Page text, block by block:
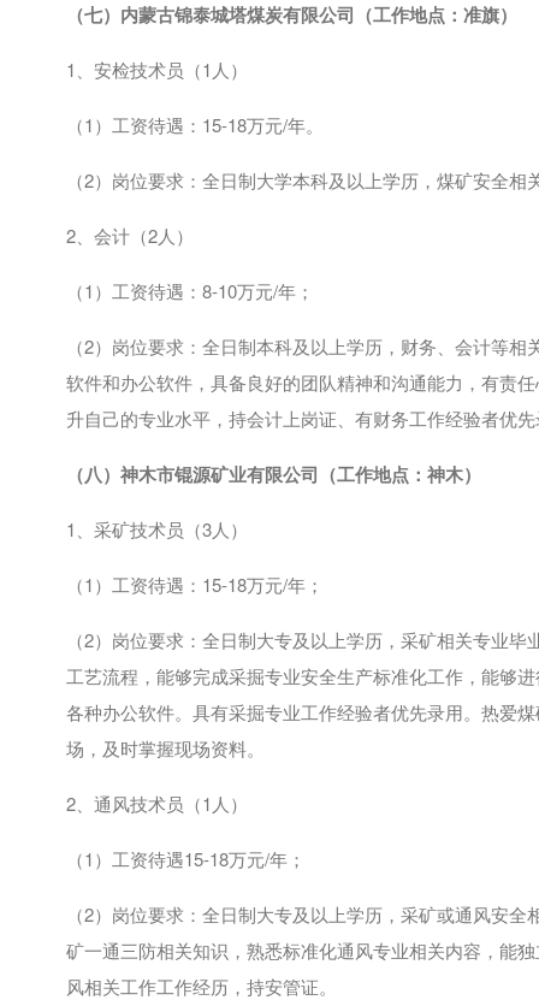
（七） 内蒙古锦泰城塔煤炭有限公司 （工作地点：准旗）
1、安检技术员（1 人）
（1）工资待遇： 15-18万元/年。
（2）岗位要求：全日制大学本科及以上学历，煤矿安全
2、会计（2人）
（1）工资待遇： 8-10万元/年；
（2）岗位要求：全日制本科及以上学历，财务、会计等
软件和办公软件，具备良好的团队精神和沟通能力，有责
升自己的专业水平，持会计上岗证、有财务工作经验者优
（八）神木市锟源矿业有限公司（工作地点：神木）
1、采矿技术员（3人）
（1）工资待遇： 15-18万元/年；
（2）岗位要求：全日制大专及以上学历，采矿相关专业
工艺流程，能够完成采掘专业安全生产标准化工作，能够
各种办公软件。具有采掘专业工作经验者优先录用。热爱
场，及时掌握现场资料。
2、通风技术员（1 人）
（1）工资待遇15-18万元/年；
（2）岗位要求：全日制大专及以上学历，采矿或通风安
矿一通三防相关知识，熟悉标准化通风专业相关内容，能
风相关工作工作经历，持安管证。